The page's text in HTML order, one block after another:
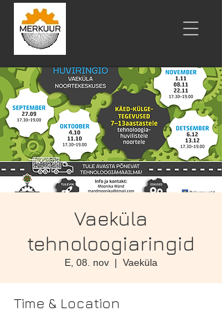
Vaeküla
tehnoloogiaringid
E, 08. nov
  |
Vaeküla
Time & Location